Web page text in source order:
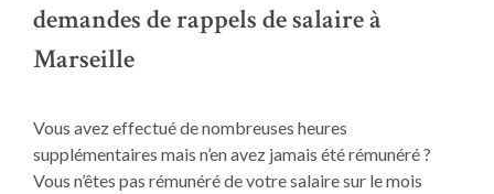
demandes de rappels de salaire à
Marseille
Vous avez effectué de nombreuses heures
supplémentaires mais n’en avez jamais été rémunéré ?
Vous n’êtes pas rémunéré de votre salaire sur le mois